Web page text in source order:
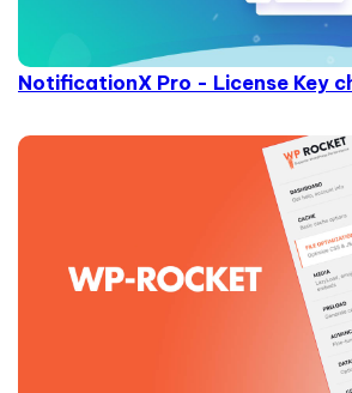
NotificationX Pro - License Key